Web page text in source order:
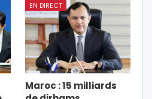
EN DIRECT
Maroc : 15 milliards